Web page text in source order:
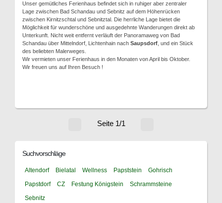
Unser gemütliches Ferienhaus befindet sich in ruhiger aber zentraler
Lage zwischen Bad Schandau und Sebnitz auf dem Höhenrücken
zwischen Kirnitzschtal und Sebnitztal. Die herrliche Lage bietet die
Möglichkeit für wunderschöne und ausgedehnte Wanderungen direkt ab
Unterkunft. Nicht weit entfernt verläuft der Panoramaweg von Bad
Schandau über Mittelndorf, Lichtenhain nach Saupsdorf , und ein Stück
des beliebten Malerweges.
Wir vermieten unser Ferienhaus in den Monaten von April bis Oktober.
Wir freuen uns auf Ihren Besuch !
Seite 1/1
Suchvorschläge
Altendorf Bielatal Wellness Papststein
Gohrisch
Papstdorf
CZ Festung Königstein
Schrammsteine
Sebnitz